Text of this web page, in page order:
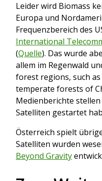
Leider wird Biomass
Europa und
Frequenzbereich des
International
(Quelle). Das wurde
allem im Regenwald
forest regions, such
temperate forests of
Medienberichte stellen
Satelliten gestartet
Österreich spielt
Satelliten wurden
Beyond Gravity